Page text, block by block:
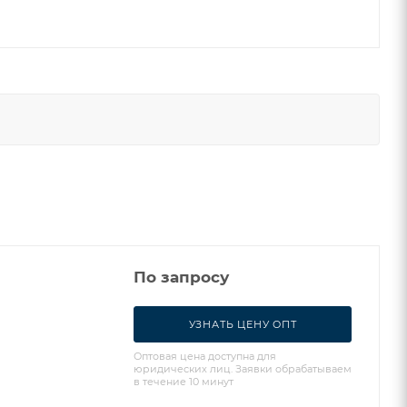
По запросу
УЗНАТЬ ЦЕНУ ОПТ
Оптовая цена доступна для
юридических лиц. Заявки обрабатываем
в течение 10 минут